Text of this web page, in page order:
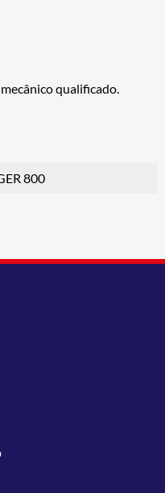
qualificado.
800